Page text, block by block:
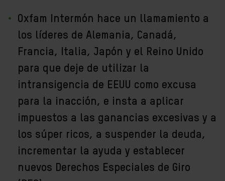
Oxfam Intermón hace un llamamiento a
los líderes de Alemania, Canadá,
Francia, Italia, Japón y el Reino Unido
para que deje de utilizar la
intransigencia de EEUU como excusa
para la inacción, e insta a aplicar
impuestos a las ganancias excesivas y a
los súper ricos, a suspender la deuda,
incrementar la ayuda y establecer
nuevos Derechos Especiales de Giro